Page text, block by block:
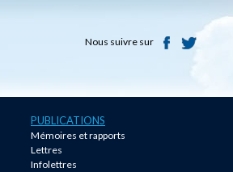
Nous suivre sur
PUBLICATIONS
Mémoires et rapports
Lettres
Infolettres